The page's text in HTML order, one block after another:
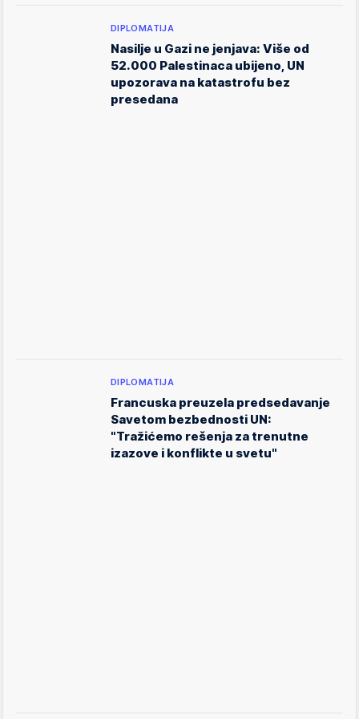
DIPLOMATIJA
Nasilje u Gazi ne jenjava: Više od
52.000 Palestinaca ubijeno, UN
upozorava na katastrofu bez
presedana
DIPLOMATIJA
Francuska preuzela predsedavanje
Savetom bezbednosti UN:
"Tražićemo rešenja za trenutne
izazove i konflikte u svetu"